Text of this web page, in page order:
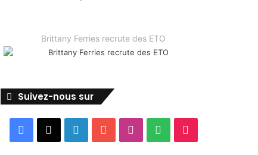
Brittany Ferries recrute des ETO
Suivez-nous sur
Facebook LinkedinYouTubeInstagram
Spotify